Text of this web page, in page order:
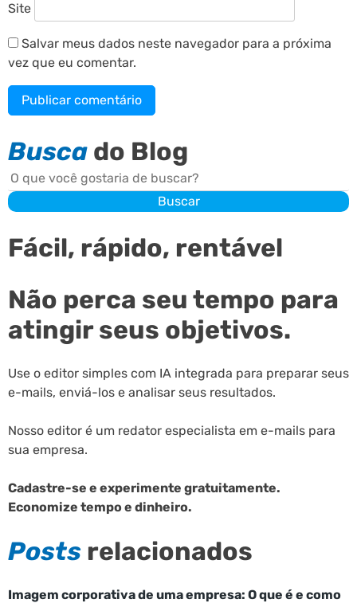
Site
Salvar meus dados neste navegador para a próxima
vez que eu comentar.
Busca do Blog
Buscar
Buscar
Fácil, rápido, rentável
Não perca seu tempo para
atingir seus objetivos.
Use o editor simples com IA integrada para preparar seus
e-mails, enviá-los e analisar seus resultados.
Nosso editor é um redator especialista em e-mails para
sua empresa.
Cadastre-se e experimente gratuitamente.
Economize tempo e dinheiro.
Posts relacionados
Imagem corporativa de uma empresa: O que é e como